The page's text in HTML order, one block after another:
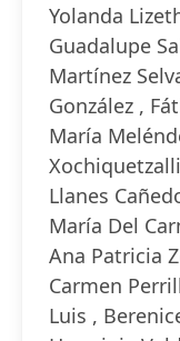
Yolanda
Guadalupe
Martínez
González ,
María
Llanes
María Del
Ana Patricia
Carmen
Luis ,